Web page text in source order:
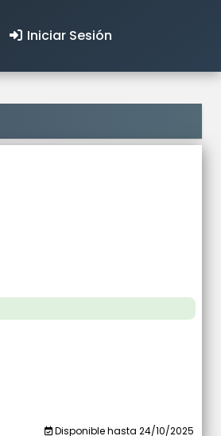
Iniciar Sesión
Disponible hasta 24/10/2025